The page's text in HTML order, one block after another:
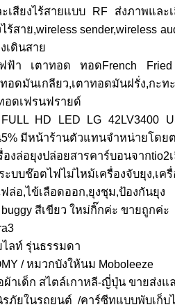
สียงไร้สายแบบ RF ส่งภาพและ
สาย,wireless sender,wireless
เดินสาย
ฟ้า เตาทอด ทอดFrench
ดมันเกลียว,เตาทอดมันฝรั่ง,กะท
อดเฟรนฟรายด์
HD LED LG 42LV3400
5% มีหน้าร้านตัวแทนจำหน่ายโดย
องล่อยุงปล่อยสารคาร์บอนจาก
บบช๊อตไฟไม่ไหม้เครื่องจับยุง,เครื่
ล่อ,ไข้เลือดออก,ยุงชุม,ป้องกันยุง
สีเขียว ใหม่กิ๊กค่ะ ขายถูกค่ะ
ไลท์ รุ่นธรรมดา
/ หมวกบังให้นม Moboleeze
ผ้าเด็ก สไตล์เกาหลี-ญี่ปุ่น ขายส่ง
รภัยในรถยนต์ /คาร์ซีทแบบพับเก็